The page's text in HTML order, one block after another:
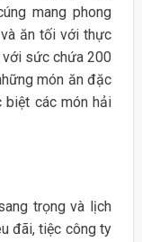
mang phong
ăn tối với thực
với sức chứa 200
món ăn đặc
biệt các món hải
trọng và lịch
đãi, tiệc công ty